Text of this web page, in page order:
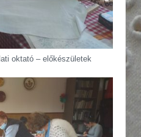
oktató – előkészületek